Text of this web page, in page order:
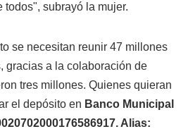
subrayó la mujer.
se necesitan reunir 47 millones
gracias a la colaboración de
tres millones. Quienes quieran
el depósito en Banco Municipal
Alias: